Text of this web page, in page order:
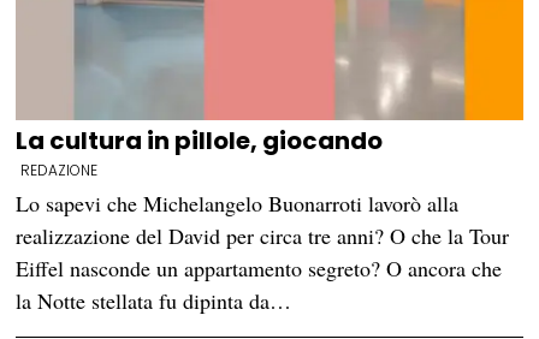
La cultura in pillole, giocando
REDAZIONE
Lo sapevi che Michelangelo Buonarroti lavorò alla
realizzazione del David per circa tre anni? O che la Tour
Eiffel nasconde un appartamento segreto? O ancora che
la Notte stellata fu dipinta da…